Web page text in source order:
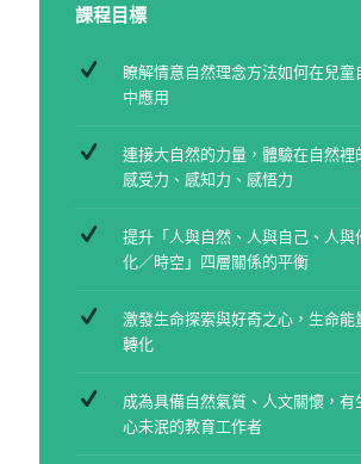
課程目標
瞭解情意自然理念方法如何在兒
中應用
連接大自然的力量，體驗在自然裡
感受力、感知力、感悟力
提升「人與自然、人與自己、人與
化／時空」四層關係的平衡
激發生命探索與好奇之心，生命能
轉化
成為具備自然氣質、人文關懷，有
心未泯的教育工作者